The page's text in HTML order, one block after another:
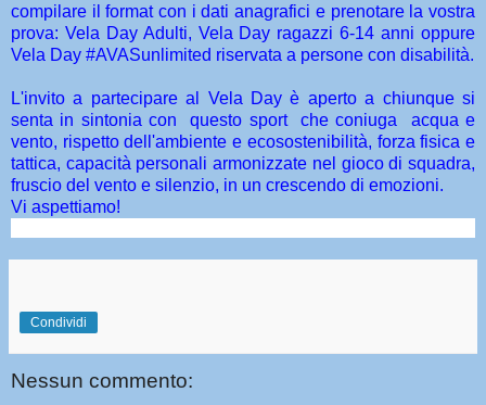
compilare il format con i dati anagrafici e prenotare la vostra
prova: Vela Day Adulti, Vela Day ragazzi 6-14 anni oppure
Vela Day #AVASunlimited riservata a persone con disabilità.
L'invito a partecipare al Vela Day è aperto a chiunque si
senta in sintonia con questo sport che coniuga acqua e
vento, rispetto dell'ambiente e ecosostenibilità, forza fisica e
tattica, capacità personali armonizzate nel gioco di squadra,
fruscio del vento e silenzio, in un crescendo di emozioni.
Vi aspettiamo!
Condividi
Nessun commento: